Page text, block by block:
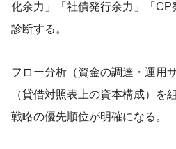
化余力」「社債発行余力」「CP
診断する。
フロー分析（資金の調達・運用
（貸借対照表上の資本構成）を
戦略の優先順位が明確になる。